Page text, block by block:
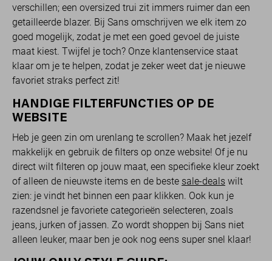
verschillen; een oversized trui zit immers ruimer dan een
getailleerde blazer. Bij Sans omschrijven we elk item zo
goed mogelijk, zodat je met een goed gevoel de juiste
maat kiest. Twijfel je toch? Onze klantenservice staat
klaar om je te helpen, zodat je zeker weet dat je nieuwe
favoriet straks perfect zit!
HANDIGE FILTERFUNCTIES OP DE
WEBSITE
Heb je geen zin om urenlang te scrollen? Maak het jezelf
makkelijk en gebruik de filters op onze website! Of je nu
direct wilt filteren op jouw maat, een specifieke kleur zoekt
of alleen de nieuwste items en de beste sale-deals wilt
zien: je vindt het binnen een paar klikken. Ook kun je
razendsnel je favoriete categorieën selecteren, zoals
jeans, jurken of jassen. Zo wordt shoppen bij Sans niet
alleen leuker, maar ben je ook nog eens super snel klaar!